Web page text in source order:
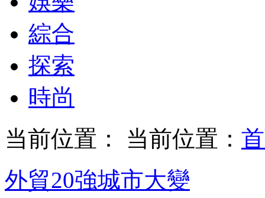
綜合
探索
時尚
当前位置： 当前位置：
外貿20強城市大變